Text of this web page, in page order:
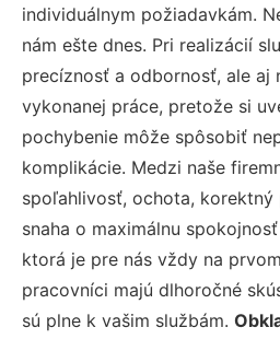
individuálnym požiadavkám.
nám ešte dnes. Pri realizácií
precíznosť a odbornosť, ale aj
vykonanej práce, pretože si
pochybenie môže spôsobiť
komplikácie. Medzi naše
spoľahlivosť, ochota, korektný
snaha o maximálnu
ktorá je pre nás vždy na
pracovníci majú dlhoročné
sú plne k vašim službám.